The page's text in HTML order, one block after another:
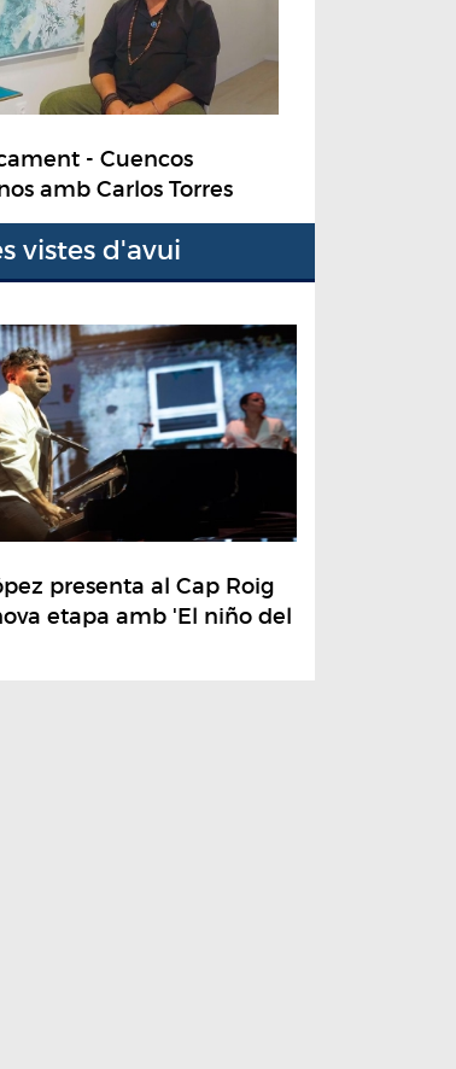
- Cuencos
amb Carlos Torres
vistes d'avui
presenta al Cap Roig
etapa amb 'El niño del